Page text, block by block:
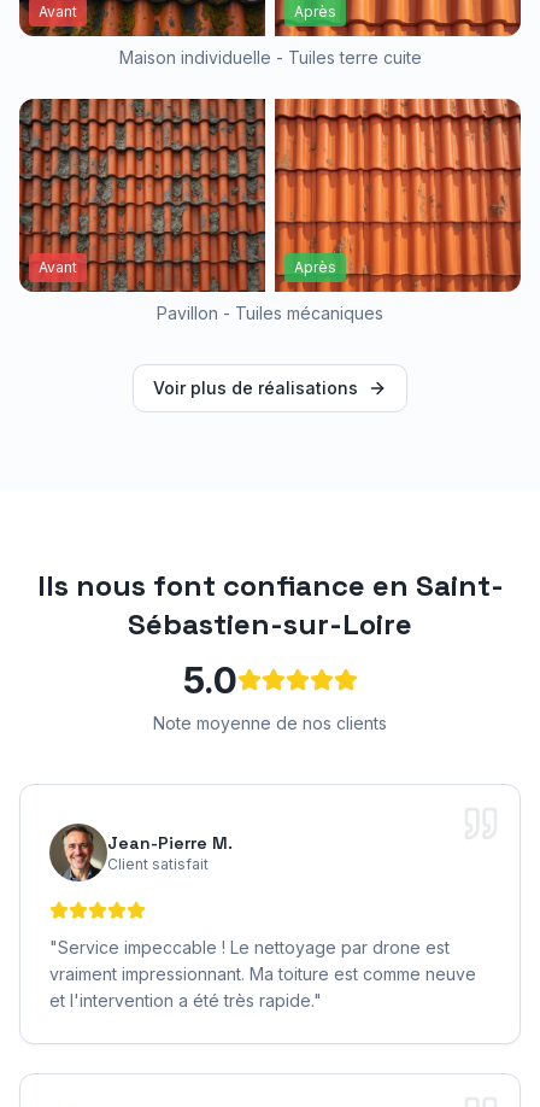
Avant Après
Maison individuelle - Tuiles terre cuite
Avant Après
Pavillon - Tuiles mécaniques
Voir plus de réalisations
Ils nous font confiance en Saint-
Sébastien-sur-Loire
5.0
Note moyenne de nos clients
Jean-Pierre M.
Client satisfait
"Service impeccable ! Le nettoyage par drone est
vraiment impressionnant. Ma toiture est comme neuve
et l'intervention a été très rapide."